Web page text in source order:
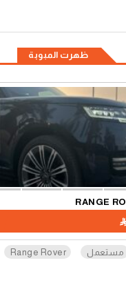
ظهرت المبوبة
مستعمل Range Rover